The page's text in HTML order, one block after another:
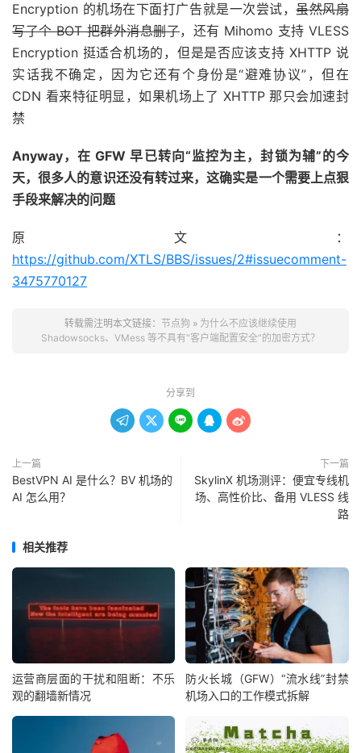
Encryption 的机场在下面打广告就是一次尝试，虽然风扇
写了个 BOT 把群外消息删了，还有 Mihomo 支持 VLESS
Encryption 挺适合机场的，但是是否应该支持 XHTTP 说
实话我不确定，因为它还有个身份是“避难协议”，但在
CDN 看来特征明显，如果机场上了 XHTTP 那只会加速封
禁
Anyway，在 GFW 早已转向“监控为主，封锁为辅”的今
天，很多人的意识还没有转过来，这确实是一个需要上点狠
手段来解决的问题
原文：
https://github.com/XTLS/BBS/issues/2#issuecomment-
3475770127
转载需注明本文链接： 节点狗 » 为什么不应该继续使用
Shadowsocks、VMess 等不具有“客户端配置安全”的加密方式？
分享到
    
上一篇
BestVPN AI 是什么？BV 机场的
AI 怎么用？
下一篇
SkylinX 机场测评：便宜专线机
场、高性价比、备用 VLESS 线
路
相关推荐
运营商层面的干扰和阻断：不乐
观的翻墙新情况
防火长城（GFW）“流水线”封禁
机场入口的工作模式拆解